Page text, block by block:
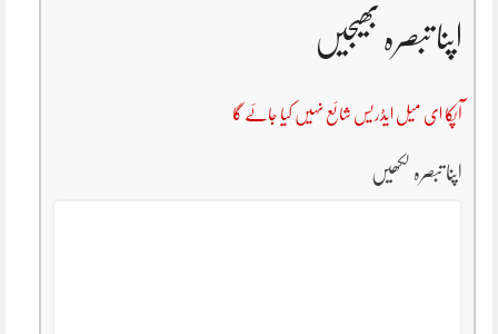
اپنا تبصرہ بھیجیں
آپکا ای میل ایڈریس شائع نہیں کیا جائے گا
اپنا تبصرہ لکھیں